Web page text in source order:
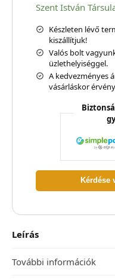
Szent István
Készleten lévő
kiszállítjuk!
Valós bolt
üzlethelyiséggel.
A kedvezményes
vásárláskor
Kérdése
Leírás
További információk